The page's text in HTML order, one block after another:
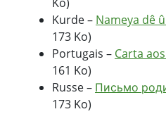
Ko)
Kurde – Nameya dê
173 Ko)
Portugais – Carta
161 Ko)
Russe – Письмо
173 Ko)